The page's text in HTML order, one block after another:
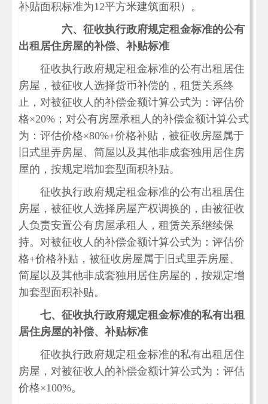
补贴面积标准为12平方米建筑面积）。
六、征收执行政府规定租金标准的公有
出租居住房屋的补偿、补贴标准
征收执行政府规定租金标准的公有出租居住
房屋，被征收人选择货币补偿的，租赁关系终
止，对被征收人的补偿金额计算公式为：评估价
格×20%；对公有房屋承租人的补偿金额计算公式
为：评估价格×80%+价格补贴，被征收房屋属于
旧式里弄房屋、简屋以及其他非成套独用居住房
屋的，按规定增加套型面积补贴。
征收执行政府规定租金标准的公有出租居住
房屋，被征收人选择房屋产权调换的，由被征收
人负责安置公有房屋承租人，租赁关系继续保
持。对被征收人的补偿金额计算公式为：评估价
格+价格补贴，被征收房屋属于旧式里弄房屋、
简屋以及其他非成套独用居住房屋的，按规定增
加套型面积补贴。
七、征收执行政府规定租金标准的私有出租
居住房屋的补偿、补贴标准
征收执行政府规定租金标准的私有出租居住
房屋，对被征收人的补偿金额计算公式为：评估
价格×100%。